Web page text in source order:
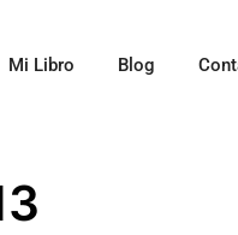
Mi Libro Blog